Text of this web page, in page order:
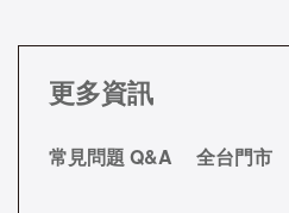
更多資訊
常見問題 Q&A 全台門市